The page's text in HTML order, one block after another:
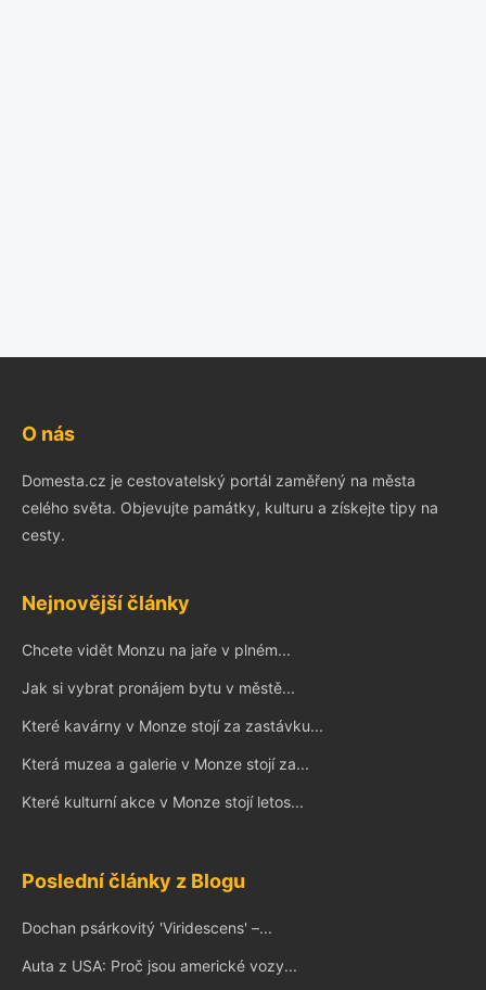
O nás
Domesta.cz je cestovatelský portál zaměřený na města
celého světa. Objevujte památky, kulturu a získejte tipy na
cesty.
Nejnovější články
Chcete vidět Monzu na jaře v plném...
Jak si vybrat pronájem bytu v městě...
Které kavárny v Monze stojí za zastávku...
Která muzea a galerie v Monze stojí za...
Které kulturní akce v Monze stojí letos...
Poslední články z Blogu
Dochan psárkovitý 'Viridescens' –...
Auta z USA: Proč jsou americké vozy...